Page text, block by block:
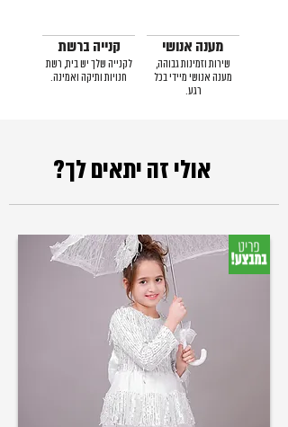
קנייה ברשת
לקנייה שלך יש בית, רשת
חנויות ותיקה ואמינה.
מענה אנושי
שירות וזמינות גבוהה,
מענה אנושי מיידי בכל
רגע.
אולי זה יתאים לך?